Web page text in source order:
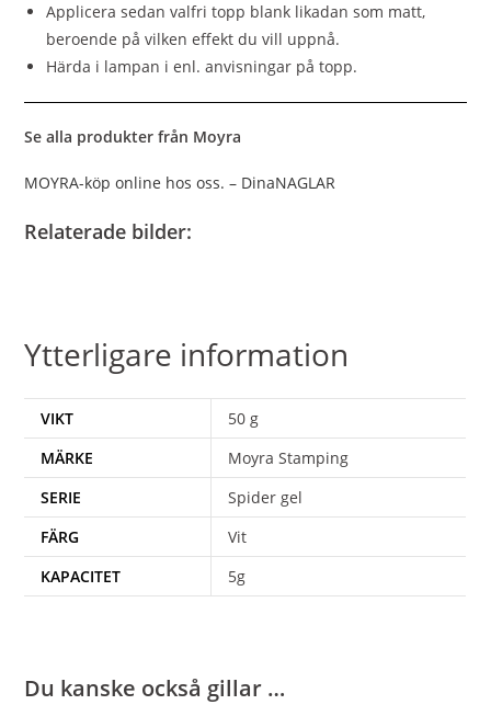
Applicera sedan valfri topp blank likadan som matt,
beroende på vilken effekt du vill uppnå.
Härda i lampan i enl. anvisningar på topp.
Se alla produkter från Moyra
MOYRA-köp online hos oss. – DinaNAGLAR
Relaterade bilder:
Ytterligare information
VIKT
50 g
MÄRKE
Moyra Stamping
SERIE
Spider gel
FÄRG
Vit
KAPACITET
5g
Du kanske också gillar …